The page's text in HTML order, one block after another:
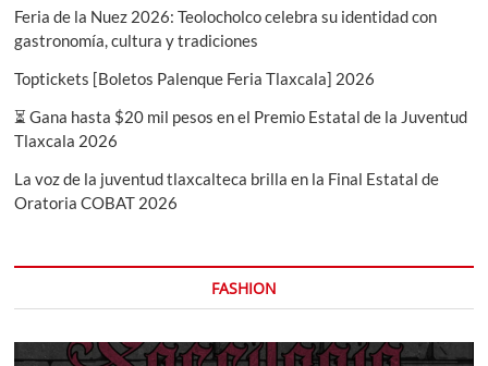
Feria de la Nuez 2026: Teolocholco celebra su identidad con
gastronomía, cultura y tradiciones
Toptickets [Boletos Palenque Feria Tlaxcala] 2026
⏳ Gana hasta $20 mil pesos en el Premio Estatal de la Juventud
Tlaxcala 2026
La voz de la juventud tlaxcalteca brilla en la Final Estatal de
Oratoria COBAT 2026
FASHION